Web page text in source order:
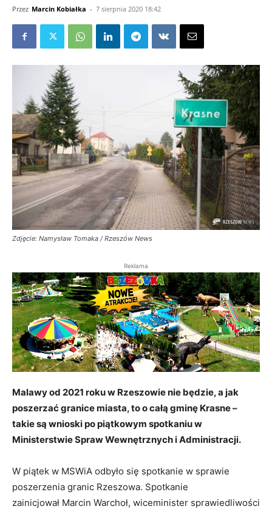
Przez Marcin Kobiałka - 7 sierpnia 2020 18:42
Zdjęcie: Namysław Tomaka / Rzeszów News
Reklama
Malawy od 2021 roku w Rzeszowie nie będzie, a jak
poszerzać granice miasta, to o całą gminę Krasne –
takie są wnioski po piątkowym spotkaniu w
Ministerstwie Spraw Wewnętrznych i Administracji.
W piątek w MSWiA odbyło się spotkanie w sprawie
poszerzenia granic Rzeszowa. Spotkanie
zainicjował Marcin Warchoł, wiceminister sprawiedliwości